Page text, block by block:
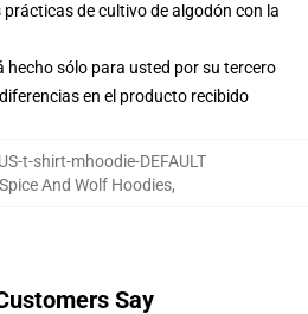
de cultivo de algodón con la
hecho sólo para usted por su tercero
en el producto recibido
t-shirt-mhoodie-DEFAULT
Spice And Wolf Hoodies,
Say